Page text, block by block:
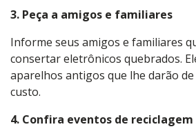
3. Peça a amigos e familiares
Informe seus amigos e familiares
consertar eletrônicos quebrados.
aparelhos antigos que lhe darão
custo.
4. Confira eventos de